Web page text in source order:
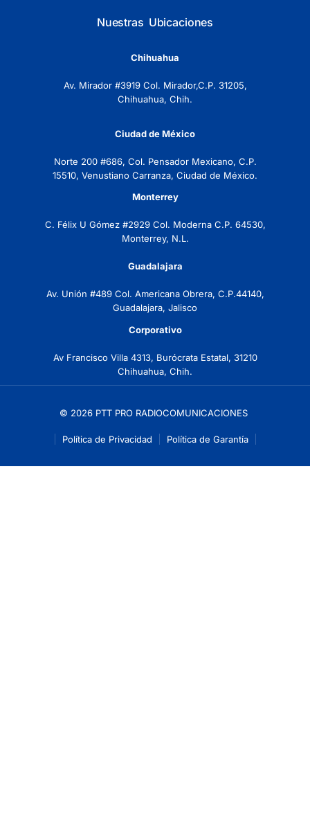
Nuestras Ubicaciones
Chihuahua
Av. Mirador #3919 Col. Mirador,C.P. 31205,
Chihuahua, Chih.
Ciudad de México
Norte 200 #686, Col. Pensador Mexicano, C.P.
15510, Venustiano Carranza, Ciudad de México.
Monterrey
C. Félix U Gómez #2929 Col. Moderna C.P. 64530,
Monterrey, N.L.
Guadalajara
Av. Unión #489 Col. Americana Obrera, C.P.44140,
Guadalajara, Jalisco
Corporativo
Av Francisco Villa 4313, Burócrata Estatal, 31210
Chihuahua, Chih.
© 2026 PTT PRO RADIOCOMUNICACIONES
Política de Privacidad Política de Garantía